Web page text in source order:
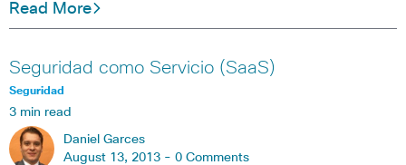
Read More
Seguridad como Servicio (SaaS)
Seguridad
3 min read
Daniel Garces
August 13, 2013 - 0 Comments